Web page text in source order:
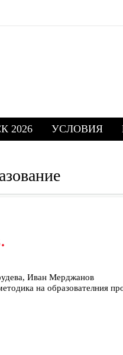
2026 УСЛОВИЯ
Иван Мерджанов
на образователния